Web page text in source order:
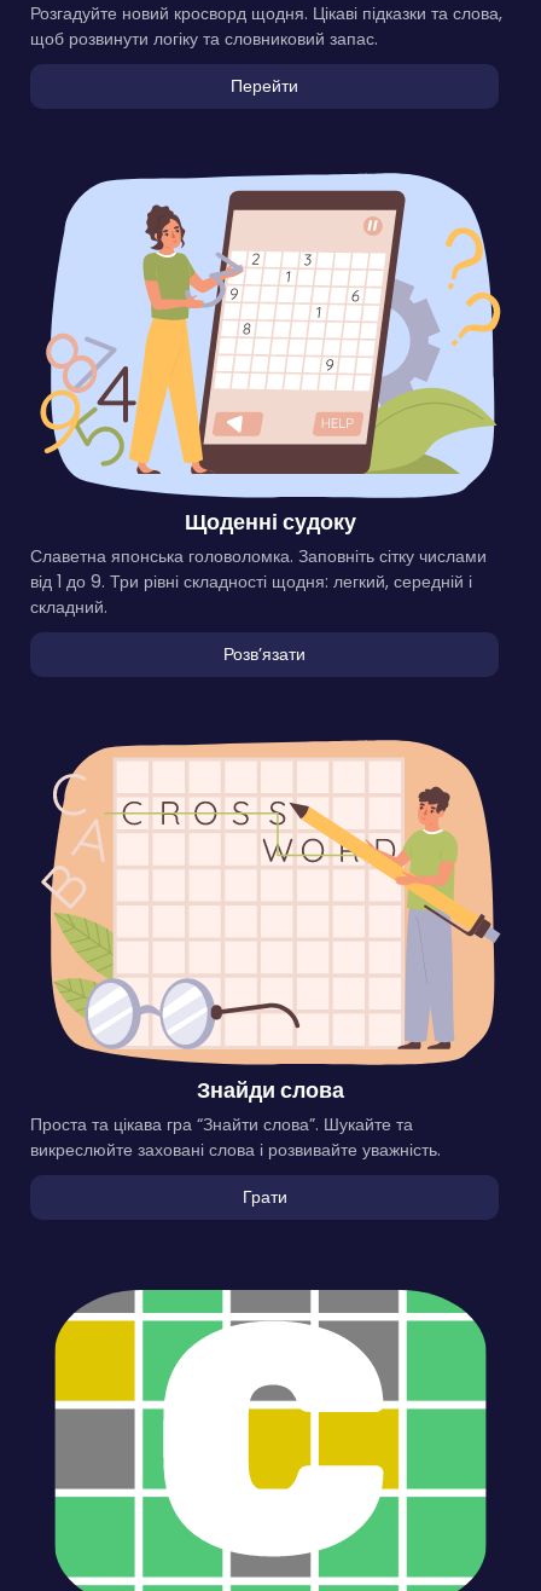
Розгадуйте новий кросворд щодня. Цікаві підказки та слова,
щоб розвинути логіку та словниковий запас.
Перейти
Щоденні судоку
Славетна японська головоломка. Заповніть сітку числами
від 1 до 9. Три рівні складності щодня: легкий, середній і
складний.
Розвʼязати
Знайди слова
Проста та цікава гра “Знайти слова”. Шукайте та
викреслюйте заховані слова і розвивайте уважність.
Грати